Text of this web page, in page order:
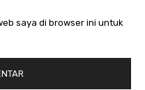
saya di browser ini untuk